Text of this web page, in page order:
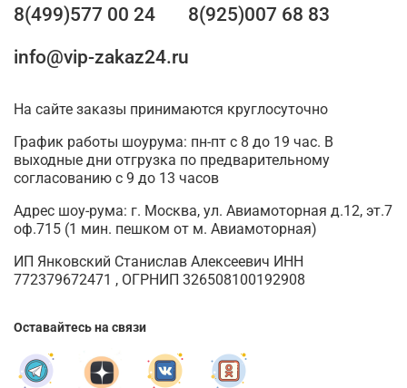
8(499)577 00 24
8(925)007 68 83
info@vip-zakaz24.ru
На сайте заказы принимаются круглосуточно
График работы шоурума: пн-пт с 8 до 19 час. В
выходные дни отгрузка по предварительному
согласованию с 9 до 13 часов
Адрес шоу-рума: г. Москва, ул. Авиамоторная д.12, эт.7
оф.715 (1 мин. пешком от м. Авиамоторная)
ИП Янковский Станислав Алексеевич ИНН
772379672471 , ОГРНИП 326508100192908
Оставайтесь на связи